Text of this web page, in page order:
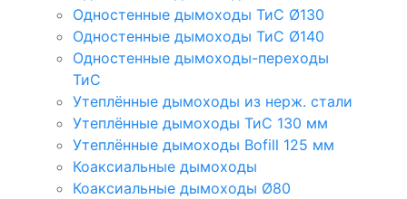
Одностенные дымоходы ТиС Ø130
Одностенные дымоходы ТиС Ø140
Одностенные дымоходы-переходы
ТиС
Утеплённые дымоходы из нерж. стали
Утеплённые дымоходы ТиС 130 мм
Утеплённые дымоходы Bofill 125 мм
Коаксиальные дымоходы
Коаксиальные дымоходы Ø80